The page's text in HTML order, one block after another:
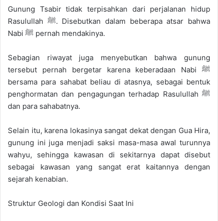
Gunung Tsabir tidak terpisahkan dari perjalanan hidup
Rasulullah ﷺ. Disebutkan dalam beberapa atsar bahwa
Nabi ﷺ pernah mendakinya.
Sebagian riwayat juga menyebutkan bahwa gunung
tersebut pernah bergetar karena keberadaan Nabi ﷺ
bersama para sahabat beliau di atasnya, sebagai bentuk
penghormatan dan pengagungan terhadap Rasulullah ﷺ
dan para sahabatnya.
Selain itu, karena lokasinya sangat dekat dengan Gua Hira,
gunung ini juga menjadi saksi masa-masa awal turunnya
wahyu, sehingga kawasan di sekitarnya dapat disebut
sebagai kawasan yang sangat erat kaitannya dengan
sejarah kenabian.
Struktur Geologi dan Kondisi Saat Ini